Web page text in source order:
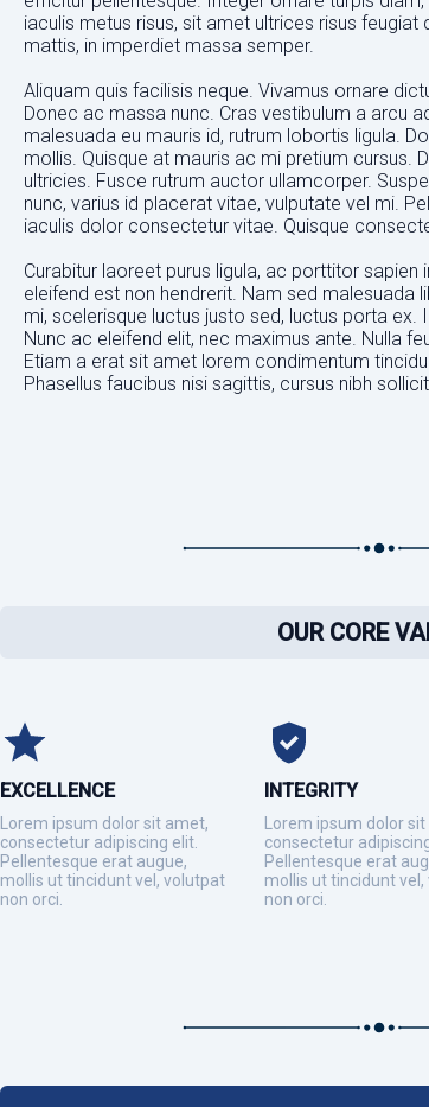
iaculis metus risus, sit amet ultrices risus feugiat
mattis, in imperdiet massa semper.
Aliquam quis facilisis neque. Vivamus ornare
Donec ac massa nunc. Cras vestibulum a arcu
malesuada eu mauris id, rutrum lobortis ligula.
mollis. Quisque at mauris ac mi pretium cursus.
ultricies. Fusce rutrum auctor ullamcorper.
nunc, varius id placerat vitae, vulputate vel mi.
iaculis dolor consectetur vitae. Quisque
Curabitur laoreet purus ligula, ac porttitor sapien
eleifend est non hendrerit. Nam sed malesuada
mi, scelerisque luctus justo sed, luctus porta ex.
Nunc ac eleifend elit, nec maximus ante. Nulla
Etiam a erat sit amet lorem condimentum
Phasellus faucibus nisi sagittis, cursus nibh
OUR CORE
EXCELLENCE
Lorem ipsum dolor sit amet,
consectetur adipiscing elit.
Pellentesque erat augue,
mollis ut tincidunt vel, volutpat
non orci.
INTEGRITY
Lorem ipsum dolor
consectetur
Pellentesque erat
mollis ut tincidunt
non orci.